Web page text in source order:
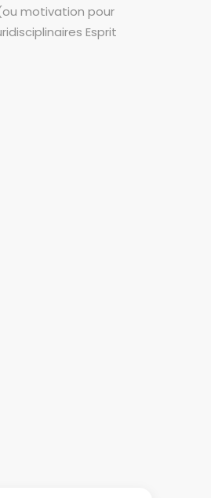
motivation pour
Esprit